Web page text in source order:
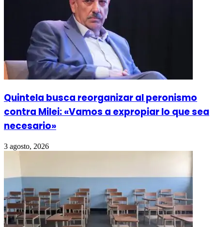
Quintela busca reorganizar al peronismo
contra Milei: «Vamos a expropiar lo que sea
necesario»
3 agosto, 2026